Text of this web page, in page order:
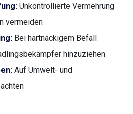
Unkontrollierte Vermehrung
vermeiden
Bei hartnäckigem Befall
hinzuziehen
Auf Umwelt- und